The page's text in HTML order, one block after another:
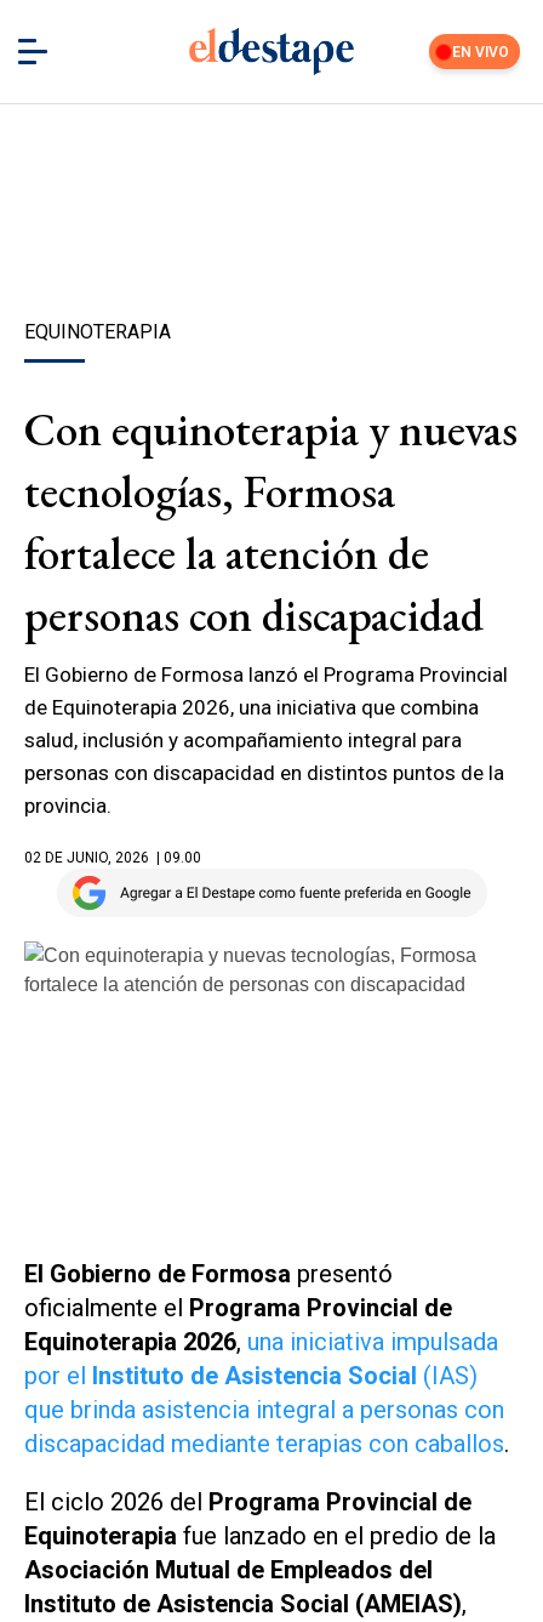
EN VIVO
EQUINOTERAPIA
Con equinoterapia y nuevas
tecnologías, Formosa
fortalece la atención de
personas con discapacidad
El Gobierno de Formosa lanzó el Programa Provincial
de Equinoterapia 2026, una iniciativa que combina
salud, inclusión y acompañamiento integral para
personas con discapacidad en distintos puntos de la
provincia.
02 DE JUNIO, 2026 | 09.00
El Gobierno de Formosa presentó
oficialmente el Programa Provincial de
Equinoterapia 2026, una iniciativa impulsada
por el Instituto de Asistencia Social (IAS)
que brinda asistencia integral a personas con
discapacidad mediante terapias con caballos.
El ciclo 2026 del Programa Provincial de
Equinoterapia fue lanzado en el predio de la
Asociación Mutual de Empleados del
Instituto de Asistencia Social (AMEIAS),